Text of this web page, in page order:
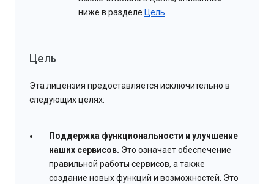
ниже в разделе Цель.
Цель
Эта лицензия предоставляется исключительно в
следующих целях:
Поддержка функциональности и улучшение
наших сервисов. Это означает обеспечение
правильной работы сервисов, а также
создание новых функций и возможностей. Это